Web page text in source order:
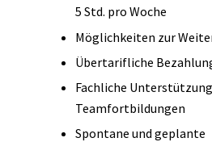
5 Std. pro Woche
Möglichkeiten zur
Übertarifliche
Fachliche
Teamfortbildungen
Spontane und geplante